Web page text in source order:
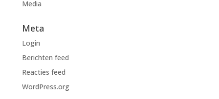
Media
Meta
Login
Berichten feed
Reacties feed
WordPress.org